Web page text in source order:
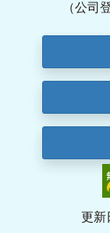
（公司
更新